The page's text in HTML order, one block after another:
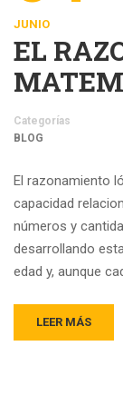
JUNIO
EL
Categorías
BLOG
El razonamiento
capacidad
números y
desarrollando
edad y, aunque
LEER MÁS